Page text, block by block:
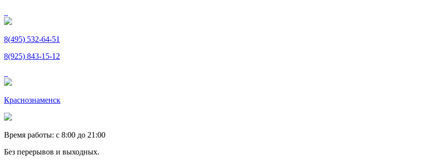
8(495) 532-64-51
8(925) 843-15-12
Краснознаменск
Время работы: c 8:00 до 21:00
Без перерывов и выходных.